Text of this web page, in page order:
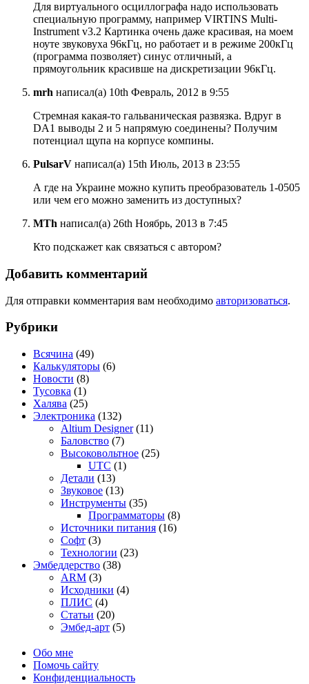
Для виртуального осциллографа надо использовать
специальную программу, например VIRTINS Multi-
Instrument v3.2 Картинка очень даже красивая, на моем
ноуте звуковуха 96кГц, но работает и в режиме 200кГц
(программа позволяет) синус отличный, а
прямоугольник красивше на дискретизации 96кГц.
mrh написал(а) 10th Февраль, 2012 в 9:55
Стремная какая-то гальваническая развязка. Вдруг в
DA1 выводы 2 и 5 напрямую соединены? Получим
потенциал щупа на корпусе компины.
PulsarV написал(а) 15th Июль, 2013 в 23:55
А где на Украине можно купить преобразователь 1-0505
или чем его можно заменить из доступных?
MTh написал(а) 26th Ноябрь, 2013 в 7:45
Кто подскажет как связаться с автором?
Добавить комментарий
Для отправки комментария вам необходимо авторизоваться.
Рубрики
Всячина (49)
Калькуляторы (6)
Новости (8)
Тусовка (1)
Халява (25)
Электроника (132)
Altium Designer(11)
Баловство (7)
Высоковольтное (25)
UTC (1)
Детали (13)
Звуковое (13)
Инструменты (35)
Программаторы (8)
Источники питания (16)
Софт (3)
Технологии (23)
Эмбеддерство (38)
ARM (3)
Исходники (4)
ПЛИС (4)
Статьи (20)
Эмбед-арт (5)
Обо мне
Помочь сайту
Конфиденциальность